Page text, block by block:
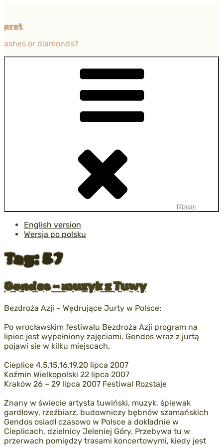
treści
prot
ashes or diamonds?
Menu
English version
Wersja po polsku
Tag:57
Opublikowane
w
Gendos – muzyk z Tuwy
Bezdroża Azji – Wędrujące Jurty w Polsce:
Po wrocławskim festiwalu Bezdroża Azji program na
lipiec jest wypełniony zajęciami. Gendos wraz z jurtą
pojawi sie w kilku miejscach.
Cieplice 4,5,15,16,19,20 lipca 2007
Koźmin Wielkopolski 22 lipca 2007
Kraków 26 – 29 lipca 2007 Festiwal Rozstaje
Znany w świecie artysta tuwiński, muzyk, śpiewak
gardłowy, rzeźbiarz, budowniczy bębnów szamańskich
Gendos osiadł czasowo w Polsce a dokładnie w
Cieplicach, dzielnicy Jeleniej Góry. Przebywa tu w
przerwach pomiędzy trasami koncertowymi, kiedy jest